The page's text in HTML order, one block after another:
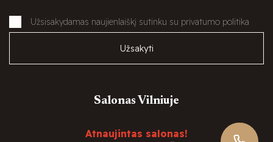
Užsisakydamas naujienlaiškį sutinku su privatumo politika
Užsakyti
Salonas Vilniuje
Atnaujintas salonas!